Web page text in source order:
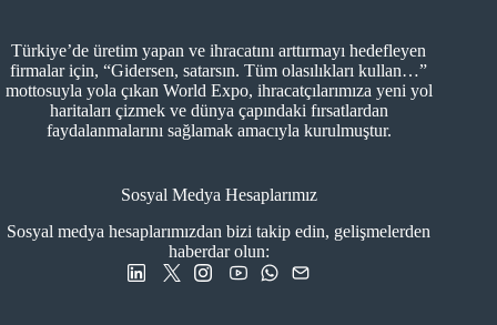
Türkiye’de üretim yapan ve ihracatını arttırmayı hedefleyen
firmalar için, “Gidersen, satarsın. Tüm olasılıkları kullan…”
mottosuyla yola çıkan World Expo, ihracatçılarımıza yeni yol
haritaları çizmek ve dünya çapındaki fırsatlardan
faydalanmalarını sağlamak amacıyla kurulmuştur.
Sosyal Medya Hesaplarımız
Sosyal medya hesaplarımızdan bizi takip edin, gelişmelerden
haberdar olun: